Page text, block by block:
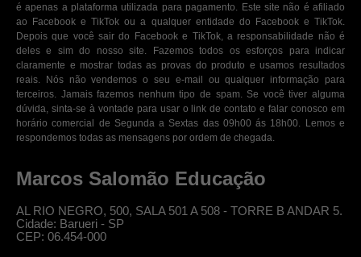
é apenas a plataforma utilizada para pagamento. Este site não é afiliado
ao Facebook e TikTok ou a qualquer entidade do Facebook e TikTok.
Depois que você sair do Facebook e TikTok, a responsabilidade não é
deles e sim do nosso site. Fazemos todos os esforços para indicar
claramente e mostrar todas as provas do produto e usamos resultados
reais. Nós não vendemos o seu e-mail ou qualquer informação para
terceiros. Jamais fazemos nenhum tipo de spam. Se você tiver alguma
dúvida, sinta-se à vontade para usar o link de contato e falar conosco em
horário comercial de Segunda a Sextas das 09h00 ás 18h00. Lemos e
respondemos todas as mensagens por ordem de chegada.
Marcos Salomão Educação
AL RIO NEGRO, 500, SALA 501 A 508 - TORRE B ANDAR 5.
Cidade: Barueri - SP
CEP: 06.454-000